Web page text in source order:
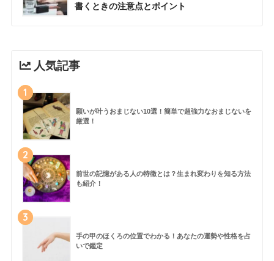
書くときの注意点とポイント
人気記事
1
願いが叶うおまじない10選！簡単で超強力なおまじないを
厳選！
2
前世の記憶がある人の特徴とは？生まれ変わりを知る方法
も紹介！
3
手の甲のほくろの位置でわかる！あなたの運勢や性格を占
いで鑑定